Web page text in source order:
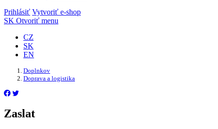
Prihlásiť Vytvoriť e-shop
SK Otvoriť menu
CZ
SK
EN
Doplnkov
Doprava a logistika
Zaslat